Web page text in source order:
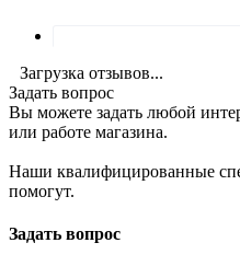
Загрузка отзывов...
Задать вопрос
Вы можете задать любой
или работе магазина.
Наши квалифицированные
помогут.
Задать вопрос